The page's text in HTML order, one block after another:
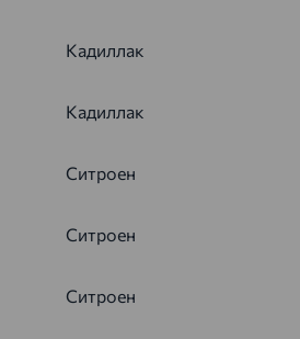
Кадиллак
Кадиллак
Ситроен
Ситроен
Ситроен